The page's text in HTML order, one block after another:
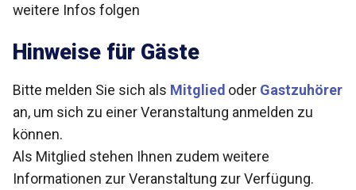
weitere Infos folgen
Hinweise für Gäste
Bitte melden Sie sich als Mitglied oder Gastzuhörer
an, um sich zu einer Veranstaltung anmelden zu
können.
Als Mitglied stehen Ihnen zudem weitere
Informationen zur Veranstaltung zur Verfügung.